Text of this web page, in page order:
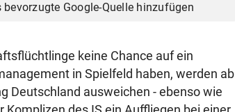
Google-Quelle hinzufügen
keine Chance auf ein
in Spielfeld haben, werden ab
Deutschland ausweichen - ebenso wie